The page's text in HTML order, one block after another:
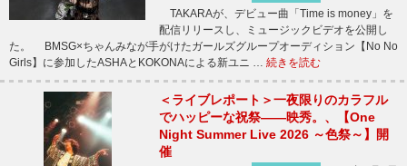
TAKARAが、デビュー曲「Time is money」を
配信リリースし、ミュージックビデオを公開し
た。 BMSG×ちゃんみなが手がけたガールズグループオーディション【No No
Girls】に参加したASHAとKOKONAによる新ユニ … 続きを読む
＜ライブレポート＞一夜限りのカラフル
でハッピーな祝祭――映秀。、【One
Night Summer Live 2026 ～色祭～】開
催